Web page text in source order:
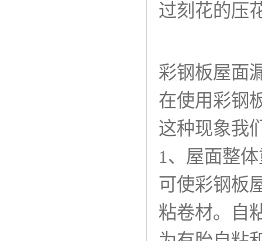
过刻花的压
彩钢板屋面
在使用彩钢
这种现象我
1、屋面整
可使彩钢板
粘卷材。自